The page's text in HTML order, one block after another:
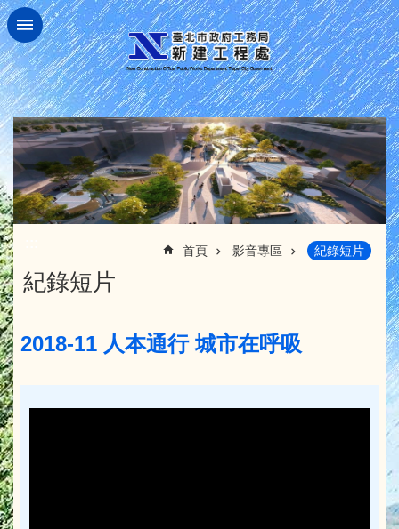
跳到主要內容區塊
首頁 影音專區 紀錄短片
紀錄短片
2018-11 人本通行 城市在呼吸